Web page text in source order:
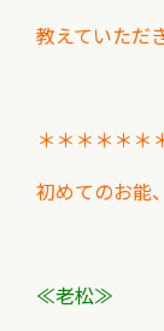
教えていただ
＊＊＊＊＊＊
初めてのお能
≪老松≫